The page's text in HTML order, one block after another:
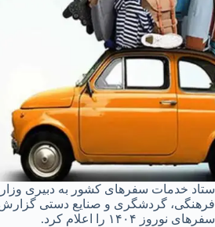
ستاد خدمات سفرهای کشور به دبیری
فرهنگی، گردشگری و صنایع دستی گزارش
سفرهای نوروز ۱۴۰۴ را اعلام کرد.